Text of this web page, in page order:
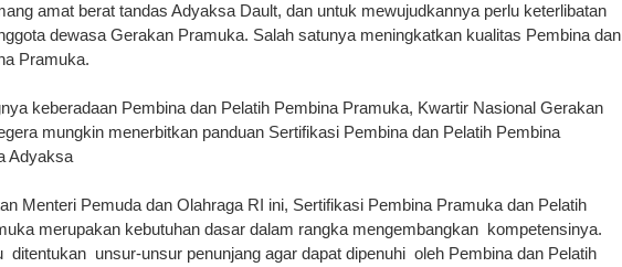
amat berat tandas Adyaksa Dault, dan untuk mewujudkannya perlu keterlibatan
dewasa Gerakan Pramuka. Salah satunya meningkatkan kualitas Pembina dan
Pramuka.
keberadaan Pembina dan Pelatih Pembina Pramuka, Kwartir Nasional Gerakan
mungkin menerbitkan panduan Sertifikasi Pembina dan Pelatih Pembina
Adyaksa
Menteri Pemuda dan Olahraga RI ini, Sertifikasi Pembina Pramuka dan Pelatih
merupakan kebutuhan dasar dalam rangka mengembangkan kompetensinya.
ditentukan unsur-unsur penunjang agar dapat dipenuhi oleh Pembina dan Pelatih